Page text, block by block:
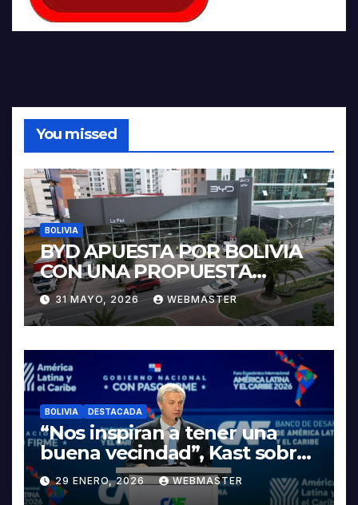
You missed
BOLIVIA
BYD APUESTA POR BOLIVIA
CON UNA PROPUESTA
INTEGRAL PARA IMPULSAR
LA ELECTROMOVILIDAD Y LA
INDUSTRIALIZACIÓN DEL
LITIO
31 MAYO, 2026 WEBMASTER
BOLIVIA DESTACADA
“Nos inspiran a tener una
buena vecindad”, Kast sobre
discurso del presidente
Rodrigo Paz
29 ENERO, 2026 WEBMASTER